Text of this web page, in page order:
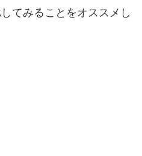
てみることをオススメし